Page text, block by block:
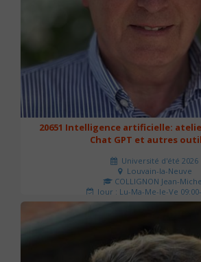
20651 Intelligence artificielle:
Chat GPT et autres
Université d'été 2026
Louvain-la-Neuve
COLLIGNON Jean-
Jour : Lu-Ma-Me-Je-Ve
Nombre de séances :